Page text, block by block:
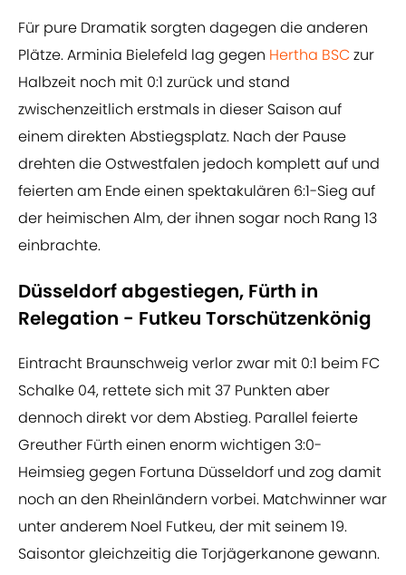
Für pure Dramatik sorgten dagegen die anderen
Plätze. Arminia Bielefeld lag gegen Hertha BSCzur
Halbzeit noch mit 0:1 zurück und stand
zwischenzeitlich erstmals in dieser Saison auf
einem direkten Abstiegsplatz. Nach der Pause
drehten die Ostwestfalen jedoch komplett auf und
feierten am Ende einen spektakulären 6:1-Sieg auf
der heimischen Alm, der ihnen sogar noch Rang 13
einbrachte.
Düsseldorf abgestiegen, Fürth in
Relegation - Futkeu Torschützenkönig
Eintracht Braunschweig verlor zwar mit 0:1 beim FC
Schalke 04, rettete sich mit 37 Punkten aber
dennoch direkt vor dem Abstieg. Parallel feierte
Greuther Fürth einen enorm wichtigen 3:0-
Heimsieg gegen Fortuna Düsseldorf und zog damit
noch an den Rheinländern vorbei. Matchwinner war
unter anderem Noel Futkeu, der mit seinem 19.
Saisontor gleichzeitig die Torjägerkanone gewann.